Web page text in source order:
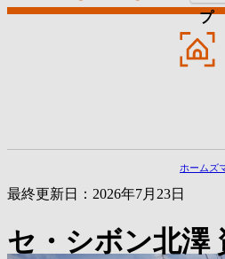
プ
ホームズ
最終更新日：2026年7月23日
セ・シボン北澤